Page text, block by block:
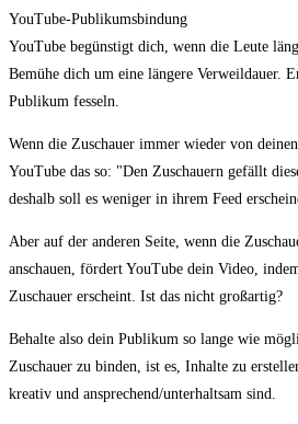
YouTube-Publikumsbindung
YouTube begünstigt dich, wenn die Leute
Bemühe dich um eine längere Verweildauer.
Publikum fesseln.
Wenn die Zuschauer immer wieder von
YouTube das so: "Den Zuschauern gefällt
deshalb soll es weniger in ihrem Feed
Aber auf der anderen Seite, wenn die
anschauen, fördert YouTube dein Video,
Zuschauer erscheint. Ist das nicht großartig?
Behalte also dein Publikum so lange wie
Zuschauer zu binden, ist es, Inhalte zu
kreativ und ansprechend/unterhaltsam sind.